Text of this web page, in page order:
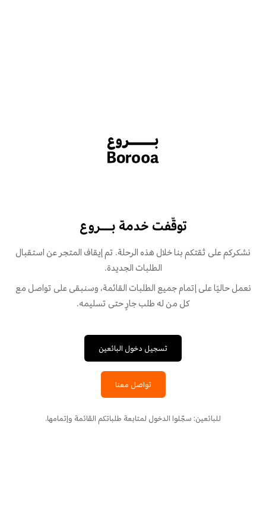
توقّفت خدمة بـــروع
نشكركم على ثقتكم بنا خلال هذه الرحلة. تم إيقاف المتجر عن استقبال
الطلبات الجديدة.
نعمل حاليًا على إتمام جميع الطلبات القائمة، وسنبقى على تواصل مع
كل من له طلب جارٍ حتى تسليمه.
تسجيل دخول البائعين
تواصل معنا
للبائعين: سجّلوا الدخول لمتابعة طلباتكم القائمة وإتمامها.